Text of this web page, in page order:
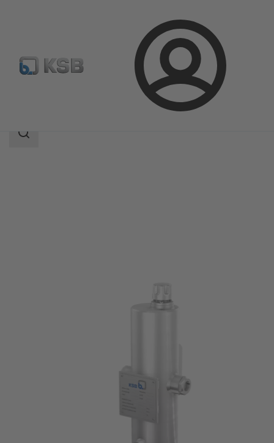
Prihlásenie
Katalóg produktov KWT51
Oblasť